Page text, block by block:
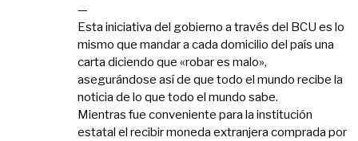
—
Esta iniciativa del gobierno a través del BCU es lo
mismo que mandar a cada domicilio del país una
carta diciendo que «robar es malo»,
asegurándose así de que todo el mundo recibe la
noticia de lo que todo el mundo sabe.
Mientras fue conveniente para la institución
estatal el recibir moneda extranjera comprada por